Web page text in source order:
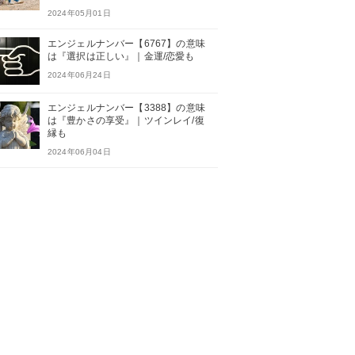
2024年05月01日
エンジェルナンバー【6767】の意味
は『選択は正しい』｜金運/恋愛も
2024年06月24日
エンジェルナンバー【3388】の意味
は『豊かさの享受』｜ツインレイ/復
縁も
2024年06月04日